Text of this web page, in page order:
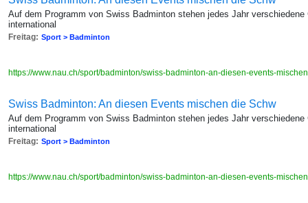
Auf dem Programm von Swiss Badminton stehen jedes Jahr
international
Freitag: Sport > Badminton
https://www.nau.ch/sport/badminton/swiss-badminton-an-diesen-events-
Swiss Badminton: An diesen Events mischen die Schw
Auf dem Programm von Swiss Badminton stehen jedes Jahr
international
Freitag: Sport > Badminton
https://www.nau.ch/sport/badminton/swiss-badminton-an-diesen-events-